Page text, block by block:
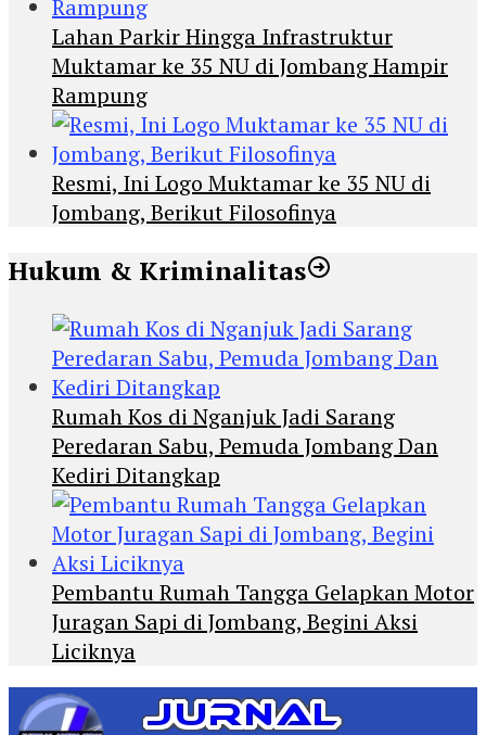
Lahan Parkir Hingga Infrastruktur
Muktamar ke 35 NU di Jombang Hampir
Rampung
Resmi, Ini Logo Muktamar ke 35 NU di
Jombang, Berikut Filosofinya
Hukum & Kriminalitas
Rumah Kos di Nganjuk Jadi Sarang
Peredaran Sabu, Pemuda Jombang Dan
Kediri Ditangkap
Pembantu Rumah Tangga Gelapkan Motor
Juragan Sapi di Jombang, Begini Aksi
Liciknya